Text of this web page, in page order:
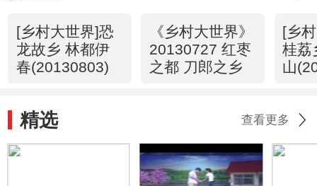
[乡村大世界]恐
龙故乡 林都伊
春(20130803)
《乡村大世界》
20130727 红枣
之都 刀郎之乡
[乡
桂荔
山
精选 查看更多